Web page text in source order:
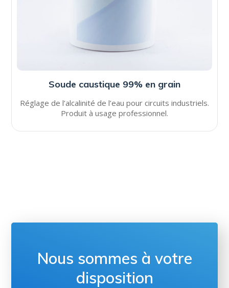
Soude caustique 99% en grain
Réglage de l’alcalinité de l’eau pour circuits industriels.
Produit à usage professionnel.
Nous sommes à votre
disposition